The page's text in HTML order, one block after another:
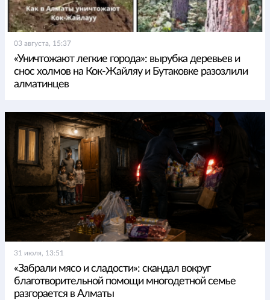
03 августа, 15:37
«Уничтожают легкие города»: вырубка деревьев и
снос холмов на Кок-Жайляу и Бутаковке разозлили
алматинцев
31 июля, 13:51
«Забрали мясо и сладости»: скандал вокруг
благотворительной помощи многодетной семье
разгорается в Алматы